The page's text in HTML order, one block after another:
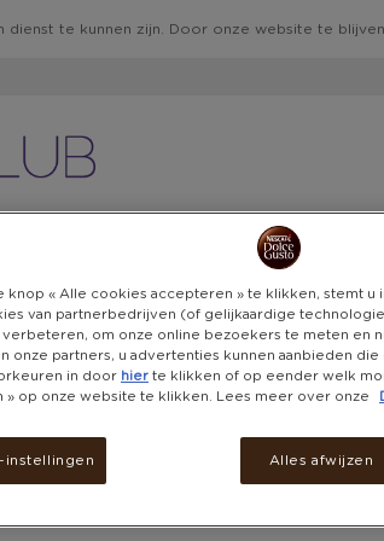
te kunnen zijn. Door onze website te
CADEAUBONNEN
knop « Alle cookies accepteren » te klikken, stemt u
van partnerbedrijven (of gelijkaardige
om onze online bezoekers te meten en
onze partners, u advertenties kunnen aanbieden die
in door hier te klikken of op eender welk
» op onze website te klikken. Lees meer over onze
instellingen Alles afwijzen